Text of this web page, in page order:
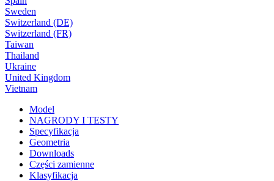
Sweden
Switzerland (DE)
Switzerland (FR)
Taiwan
Thailand
Ukraine
United Kingdom
Vietnam
Model
NAGRODY I TESTY
Specyfikacja
Geometria
Downloads
Części zamienne
Klasyfikacja